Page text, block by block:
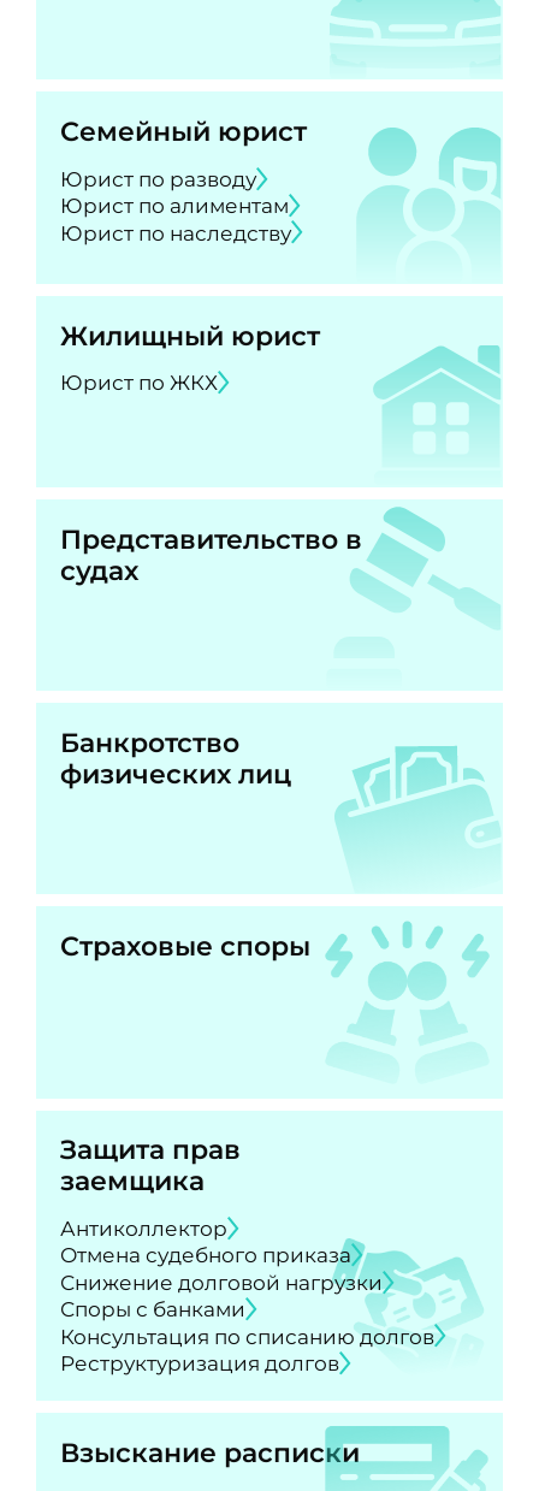
Семейный юрист
Юрист по разводу
Юрист по алиментам
Юрист по наследству
Жилищный юрист
Юрист по ЖКХ
Представительство в
судах
Банкротство
физических лиц
Страховые споры
Защита прав
заемщика
Антиколлектор
Отмена судебного приказа
Снижение долговой нагрузки
Споры с банками
Консультация по списанию долгов
Реструктуризация долгов
Взыскание расписки